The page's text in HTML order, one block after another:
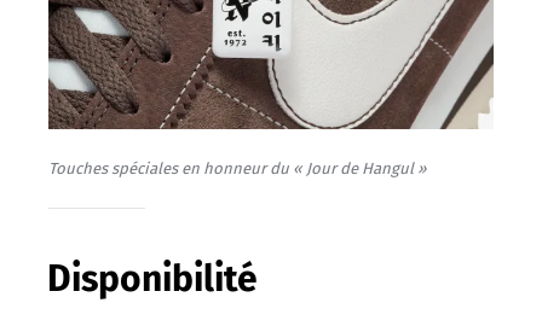
Touches spéciales en honneur du « Jour de Hangul »
Disponibilité